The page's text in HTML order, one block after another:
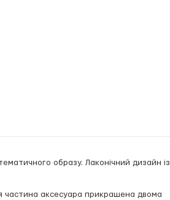
образу. Лаконічний дизайн із
аксесуара прикрашена двома